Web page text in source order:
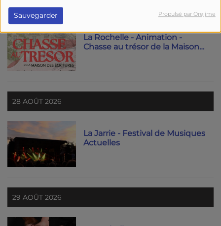
Sauvegarder Propulsé par Orejime
13 AOÛT 2026
La Rochelle - Animation -
Chasse au trésor de la Maison
28 AOÛT 2026
La Jarrie - Festival de Musiques
Actuelles
29 AOÛT 2026